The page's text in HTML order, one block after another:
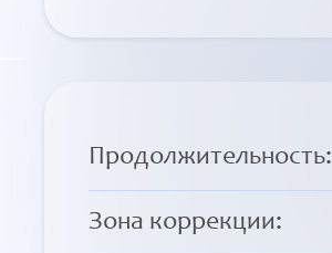
Продолжительность:
Зона коррекции: